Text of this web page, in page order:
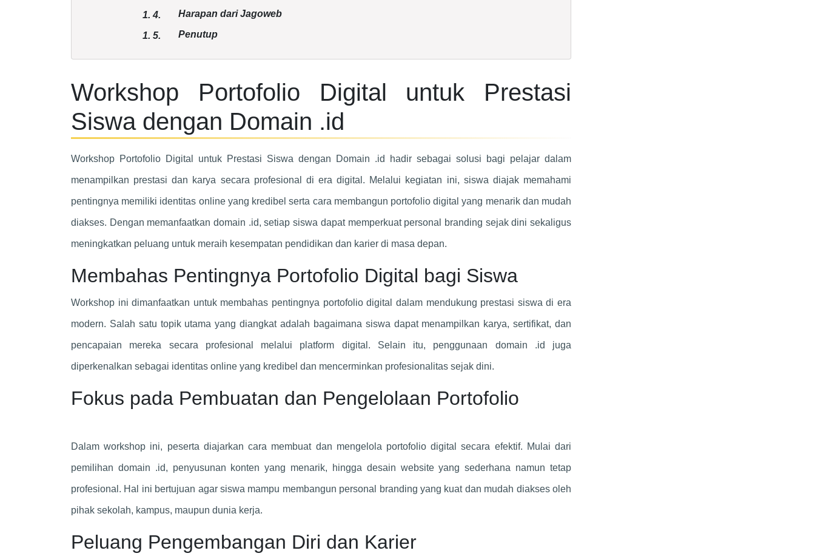
1.4. Harapan dari Jagoweb
1. 5. Penutup
Workshop Portofolio Digital untuk Prestasi
Siswa dengan Domain .id
Workshop Portofolio Digital untuk Prestasi Siswa dengan Domain .id hadir sebagai solusi bagi pelajar dalam
menampilkan prestasi dan karya secara profesional di era digital. Melalui kegiatan ini, siswa diajak memahami
pentingnya memiliki identitas online yang kredibel serta cara membangun portofolio digital yang menarik dan mudah
diakses. Dengan memanfaatkan domain .id, setiap siswa dapat memperkuat personal branding sejak dini sekaligus
meningkatkan peluang untuk meraih kesempatan pendidikan dan karier di masa depan.
Membahas Pentingnya Portofolio Digital bagi Siswa
Workshop ini dimanfaatkan untuk membahas pentingnya portofolio digital dalam mendukung prestasi siswa di era
modern. Salah satu topik utama yang diangkat adalah bagaimana siswa dapat menampilkan karya, sertifikat, dan
pencapaian mereka secara profesional melalui platform digital. Selain itu, penggunaan domain .id juga
diperkenalkan sebagai identitas online yang kredibel dan mencerminkan profesionalitas sejak dini.
Fokus pada Pembuatan dan Pengelolaan Portofolio
Dalam workshop ini, peserta diajarkan cara membuat dan mengelola portofolio digital secara efektif. Mulai dari
pemilihan domain .id, penyusunan konten yang menarik, hingga desain website yang sederhana namun tetap
profesional. Hal ini bertujuan agar siswa mampu membangun personal branding yang kuat dan mudah diakses oleh
pihak sekolah, kampus, maupun dunia kerja.
Peluang Pengembangan Diri dan Karier